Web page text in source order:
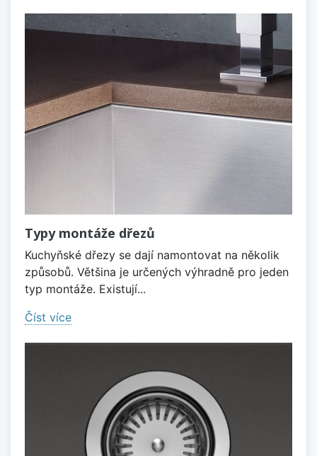
Typy montáže dřezů
Kuchyňské dřezy se dají namontovat na několik
způsobů. Většina je určených výhradně pro jeden
typ montáže. Existují...
Číst více